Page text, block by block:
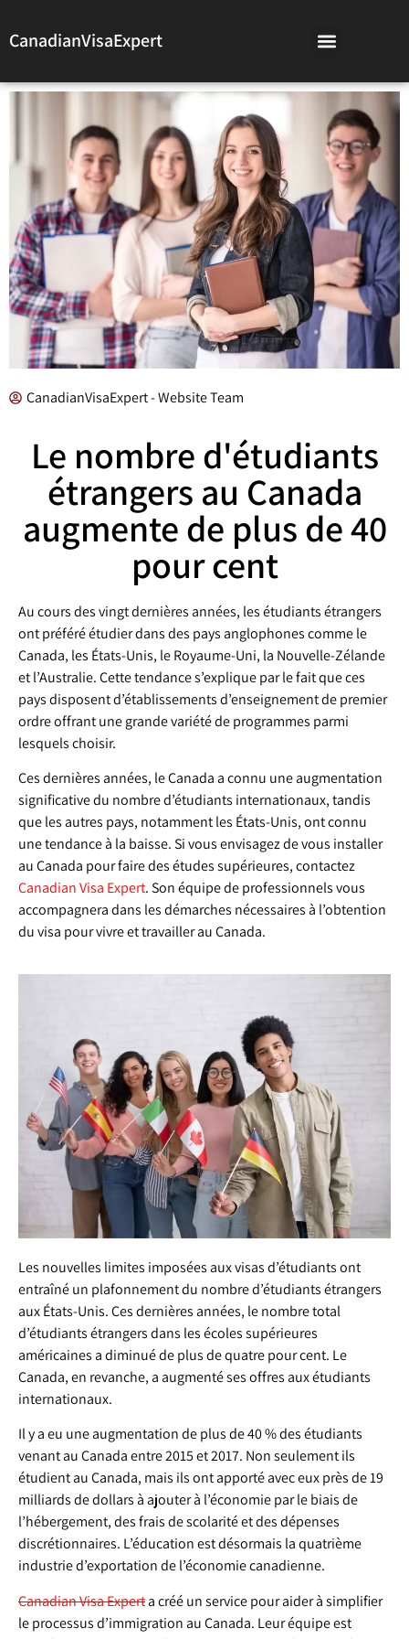
CanadianVisaExpert
CanadianVisaExpert - Website Team
Le nombre d'étudiants
étrangers au Canada
augmente de plus de 40
pour cent
Au cours des vingt dernières années, les étudiants étrangers
ont préféré étudier dans des pays anglophones comme le
Canada, les États-Unis, le Royaume-Uni, la Nouvelle-Zélande
et l’Australie. Cette tendance s’explique par le fait que ces
pays disposent d’établissements d’enseignement de premier
ordre offrant une grande variété de programmes parmi
lesquels choisir.
Ces dernières années, le Canada a connu une augmentation
significative du nombre d’étudiants internationaux, tandis
que les autres pays, notamment les États-Unis, ont connu
une tendance à la baisse. Si vous envisagez de vous installer
au Canada pour faire des études supérieures, contactez
Canadian Visa Expert. Son équipe de professionnels vous
accompagnera dans les démarches nécessaires à l’obtention
du visa pour vivre et travailler au Canada.
Les nouvelles limites imposées aux visas d’étudiants ont
entraîné un plafonnement du nombre d’étudiants étrangers
aux États-Unis. Ces dernières années, le nombre total
d’étudiants étrangers dans les écoles supérieures
américaines a diminué de plus de quatre pour cent. Le
Canada, en revanche, a augmenté ses offres aux étudiants
internationaux.
Il y a eu une augmentation de plus de 40 % des étudiants
venant au Canada entre 2015 et 2017. Non seulement ils
étudient au Canada, mais ils ont apporté avec eux près de 19
milliards de dollars à ajouter à l’économie par le biais de
l’hébergement, des frais de scolarité et des dépenses
discrétionnaires. L’éducation est désormais la quatrième
industrie d’exportation de l’économie canadienne.
Canadian Visa Experta créé un service pour aider à simplifier
le processus d’immigration au Canada. Leur équipe est